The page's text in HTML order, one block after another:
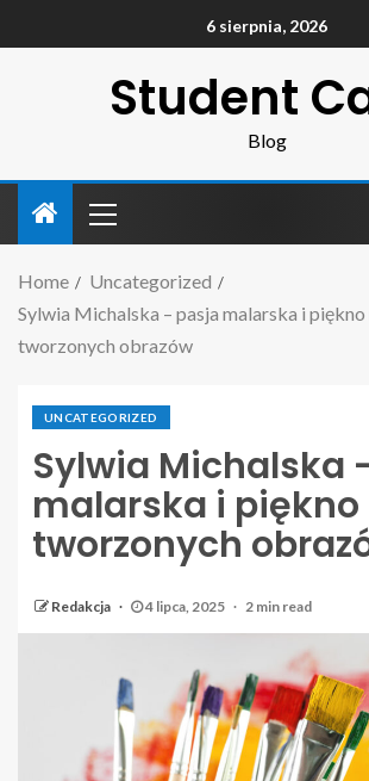
6 sierpnia, 2026
Student
Blog
Home
Uncategorized
Sylwia Michalska – pasja malarska i
tworzonych obrazów
UNCATEGORIZED
Sylwia Michalska
malarska i piękno
tworzonych
Redakcja 4 lipca, 2025 2 min read